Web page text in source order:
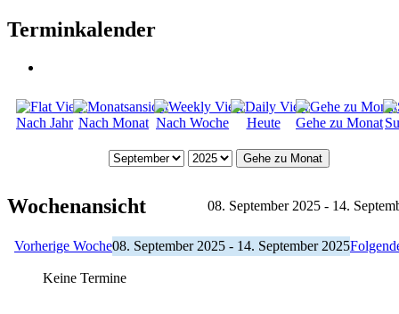
Terminkalender
Nach Jahr Nach Monat Nach Woche Heute Gehe zu Monat
Gehe zu Monat
Wochenansicht 08. September 2025 - 14.
Vorherige Woche08. September 2025 - 14. September 2025
Keine Termine